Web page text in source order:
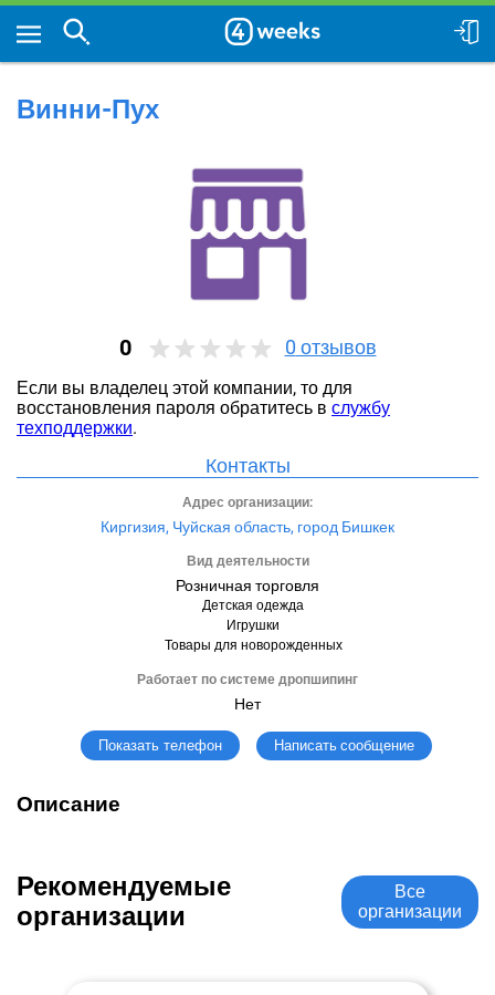
Винни-Пух
0 0 отзывов
Если вы владелец этой компании, то для
восстановления пароля обратитесь в службу
техподдержки.
Контакты
Адрес организации:
Киргизия, Чуйская область, город Бишкек
Вид деятельности
Розничная торговля
Детская одежда
Игрушки
Товары для новорожденных
Работает по системе дропшипинг
Нет
Показать телефон Написать сообщение
Описание
Рекомендуемые
организации
Все
организации